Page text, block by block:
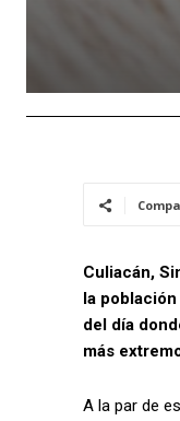
Culiacán,
la
del día
más
A la par de